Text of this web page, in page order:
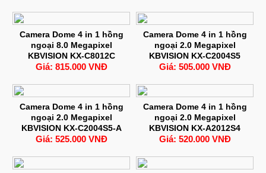
Camera Dome 4 in 1 hồng
ngoại 8.0 Megapixel
KBVISION KX-C8012C
Giá: 815.000 VNĐ
Camera Dome 4 in 1 hồng
ngoại 2.0 Megapixel
KBVISION KX-C2004S5
Giá: 505.000 VNĐ
Camera Dome 4 in 1 hồng
ngoại 2.0 Megapixel
KBVISION KX-C2004S5-A
Giá: 525.000 VNĐ
Camera Dome 4 in 1 hồng
ngoại 2.0 Megapixel
KBVISION KX-A2012S4
Giá: 520.000 VNĐ